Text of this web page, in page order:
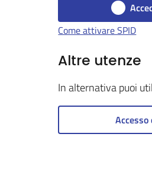
Come attivare SPID
Altre utenze
In alternativa puoi